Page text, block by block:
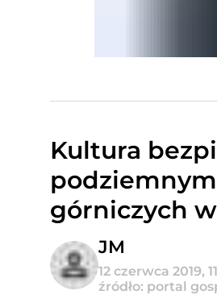
Kultura
górniczych
JM
12 czerwca 2019,
źródło: portal